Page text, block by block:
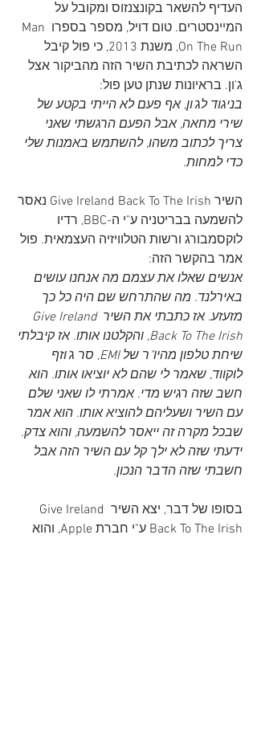
העדיף להשאר בקונצנזוס ומקובל על
המיינסטרים. טום דויל, מספר בספרו Man
On The Run, משנת 2013, כי פול קיבל
השראה לכתיבת השיר הזה מהביקור אצל
ג'ון. בראיונות שנתן טען פול:
בניגוד לג'ון, אף פעם לא הייתי בקטע של
שירי מחאה, אבל הפעם הרגשתי שאני
צריך לכתוב משהו, להשתמש באמנות שלי
כדי למחות.
השיר Give Ireland Back To The Irish נאסר
להשמעה בבריטניה ע"י ה-BBC, רדיו
לוקסמבורג ורשות הטלוויזיה העצמאית. פול
אמר בהקשר הזה:
אנשים שאלו את עצמם מה אנחנו עושים
באירלנד. מה שהתרחש שם היה כל כך
מזעזע. אז כתבתי את השיר Give Ireland
Back To The Irish, והקלטנו אותו. אז קיבלתי
שיחת טלפון מהיו"ר של EMI, סר ג'וזף
לוקווד, שאמר לי שהם לא יוציאו אותו. הוא
חשב שזה רגיש מדי. אמרתי לו שאני שלם
עם השיר ושעליהם להוציא אותו. הוא אמר
שבכל מקרה זה ייאסר להשמעה, והוא צדק.
ידעתי שזה לא ילך קל עם השיר הזה אבל
חשבתי שזה הדבר הנכון.
בסופו של דבר, יצא השיר Give Ireland
Back To The Irish ע"י חברת Apple, והוא